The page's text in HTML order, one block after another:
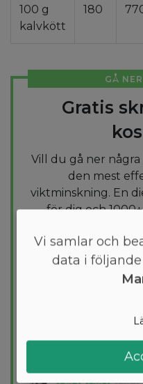
100 g
kalvkött
180
GÅ
Gratis
Vill du gå ner
den mest
viktminskning. En
för dig och
Vi samlar och
data i följande